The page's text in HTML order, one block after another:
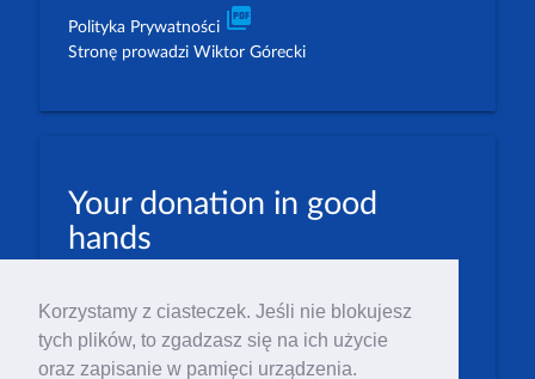
Korzystamy z ciasteczek. Jeśli nie blokujesz
tych plików, to zgadzasz się na ich użycie
oraz zapisanie w pamięci urządzenia.
Polityka Prywatności picture_as_pdf
Stronę prowadzi Wiktor Górecki
Your donation in good
hands
EUR: 23 1600 1462 1884 8633 6000 0004
Numer IBAN: PL23 1 600 1462 1884 8633 6000